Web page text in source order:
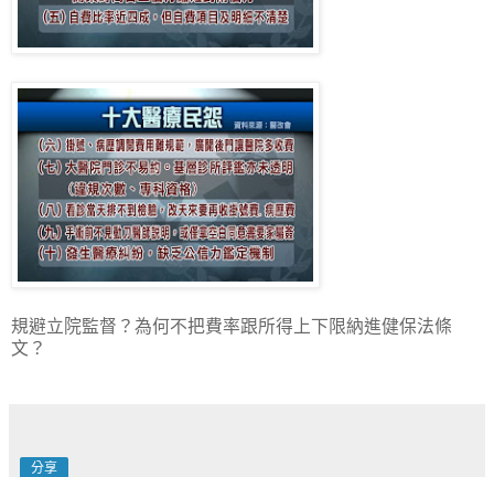
規避立院監督？為何不把費率跟所得上下限納進健保法條
文？
分享